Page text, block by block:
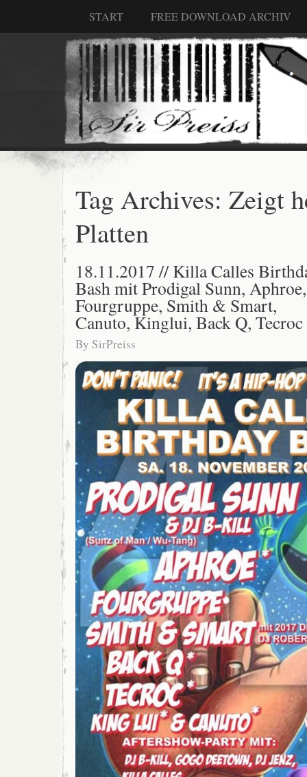
START FREE DOWNLOAD ARCHIV
Tag Archives: Zeigt
Platten
18.11.2017 // Killa Calles
Bash mit Prodigal Sunn, Aphroe,
Fourgruppe, Smith & Smart,
Canuto, Kinglui, Back Q,
By SirPreiss